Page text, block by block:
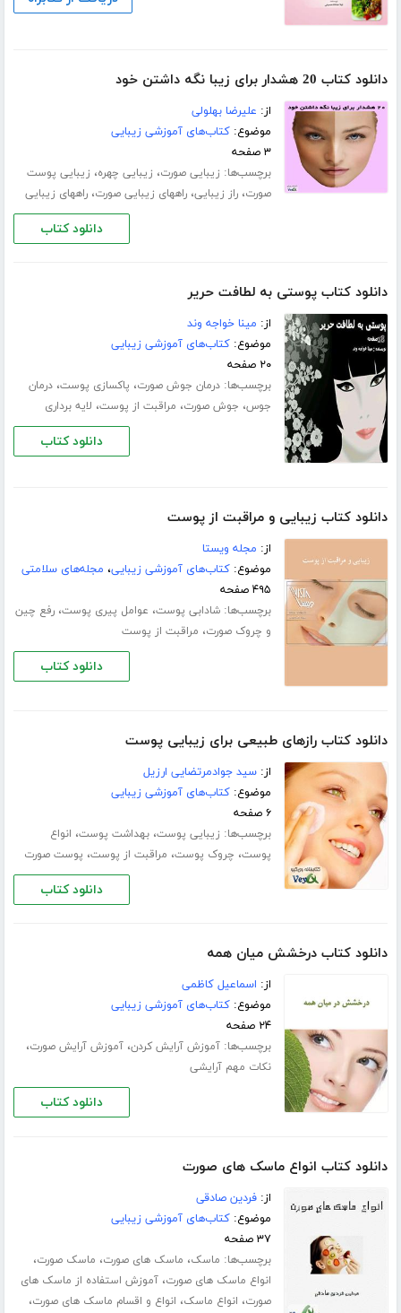
دانلود کتاب 20 هشدار برای زیبا نگه داشتن خود
از: علیرضا بهلولی
موضوع:کتاب‌های آموزشی زیبایی
۳ صفحه
برچسب‌ها: زیبایی صورت، زیبایی چهره، زیبایی پوست
صورت،راز زیبایی،راههای زیبایی صورت،راههای زیبایی
دانلود کتاب
دانلود کتاب پوستی به لطافت حریر
از: مینا خواجه وند
موضوع:کتاب‌های آموزشی زیبایی
۲۰ صفحه
برچسب‌ها:درمان جوش صورت، پاکسازی پوست،درمان
جوس، جوش صورت، مراقبت از پوست، لایه برداری
دانلود کتاب
دانلود کتاب زیبایی و مراقبت از پوست
از: مجله ویستا
موضوع:کتاب‌های آموزشی زیبایی، مجله‌های سلامتی
۴۹۵ صفحه
برچسب‌ها:شادابی پوست، عوامل پیری پوست،رفع چین
و چروک‌‌ صورت، مراقبت از پوست
دانلود کتاب
دانلود کتاب رازهای طبیعی برای زیبایی پوست
از:سید جوادمرتضایی ارزیل
موضوع:کتاب‌های آموزشی زیبایی
۶ صفحه
برچسب‌ها: زیبایی پوست،بهداشت پوست، انواع
پوست، چروک پوست، مراقبت از پوست، پوست صورت
دانلود کتاب
دانلود کتاب درخشش میان همه
از: اسماعیل کاظمی
موضوع:کتاب‌های آموزشی زیبایی
۲۴ صفحه
برچسب‌ها:آموزش آرایش کردن،آموزش آرایش صورت،
نکات مهم آرایشی
دانلود کتاب
دانلود کتاب انواع ماسک های صورت
از:فردین صادقی
موضوع:کتاب‌های آموزشی زیبایی
۳۷ صفحه
برچسب‌ها: ماسک، ماسک های صورت، ماسک صورت،
انواع ماسک های صورت،آموزش استفاده از ماسک های
صورت، انواع ماسک، انواع و اقسام ماسک های صورت،